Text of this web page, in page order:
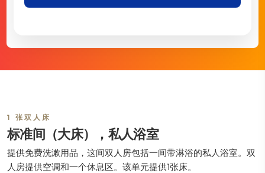
1 张双人床
标准间（大床），私人浴室
提供免费洗漱用品，这间双人房包括一间带淋浴的私人浴室。双
人房提供空调和一个休息区。该单元提供1张床。